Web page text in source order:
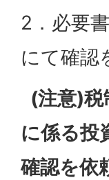
2．必要
にて確認
(注意)
に係る投
確認を依